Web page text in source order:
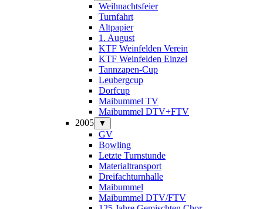
Weihnachtsfeier
Turnfahrt
Altpapier
1. August
KTF Weinfelden Verein
KTF Weinfelden Einzel
Tannzapen-Cup
Leubergcup
Dorfcup
Maibummel TV
Maibummel DTV+FTV
2005
▼
GV
Bowling
Letzte Turnstunde
Materialtransport
Dreifachturnhalle
Maibummel
Maibummel DTV/FTV